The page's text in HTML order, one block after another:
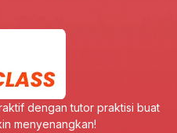
dengan tutor praktisi buat
menyenangkan!